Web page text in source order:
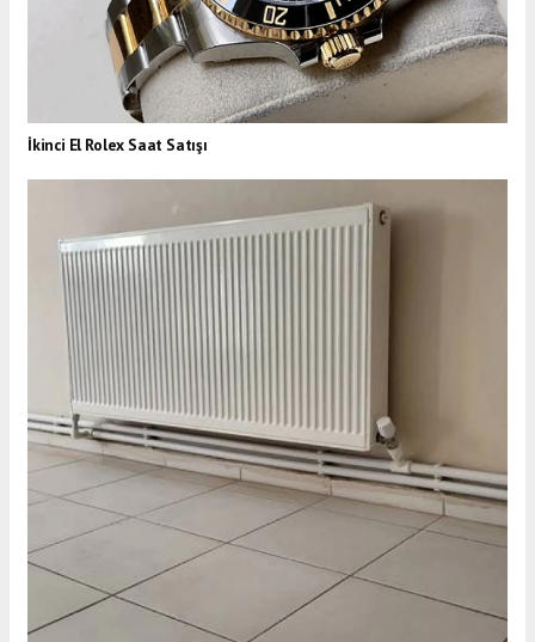
İkinci El Rolex Saat Satışı